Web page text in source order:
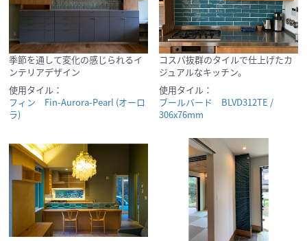
季節を通して変化の感じられるイ
ンテリアデザイン
使用タイル：
フィン Fin-Aurora-Pearl (オーロ
ラ)
コスパ抜群のタイルで仕上げたカ
ジュアルなキッチン。
使用タイル：
ブールバード BLVD312TE /
306x76mm